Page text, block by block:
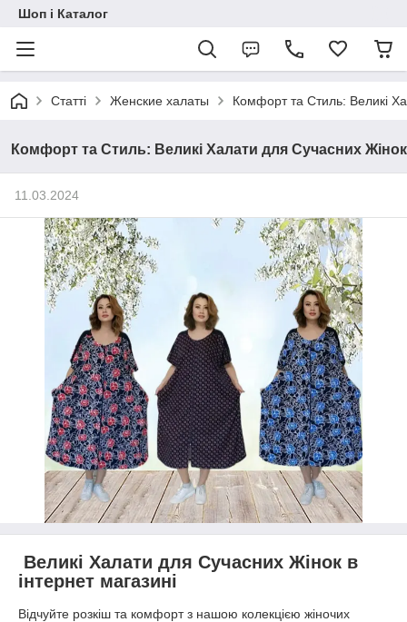
Шоп і Каталог
Статті Женские халаты Комфорт та Стиль: Великі
Комфорт та Стиль: Великі Халати для Сучасних Жінок
11.03.2024
Великі Халати для Сучасних Жінок в
інтернет магазині
Відчуйте розкіш та комфорт з нашою колекцією жіночих